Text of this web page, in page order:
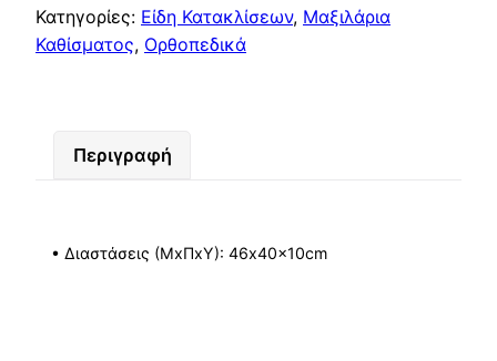
Κατηγορίες: Είδη Κατακλίσεων, Μαξιλάρια
Καθίσματος, Ορθοπεδικά
Περιγραφή
• Διαστάσεις (ΜxΠxΥ): 46x40x10cm